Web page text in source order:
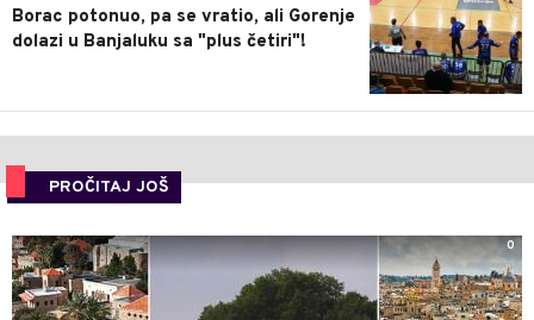
Borac potonuo, pa se vratio, ali Gorenje
dolazi u Banjaluku sa "plus četiri"!
PROČITAJ JOŠ
0